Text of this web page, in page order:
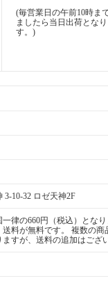
(毎営業日の午前10時ま
ましたら当日出荷とな
す。)
3-10-32 ロゼ天神2F
律の660円（税込）とな
送料が無料です。 複数の
すが、送料の追加はござ